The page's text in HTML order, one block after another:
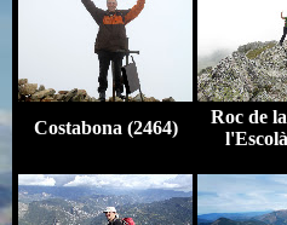
Costabona (2464)
Roc de